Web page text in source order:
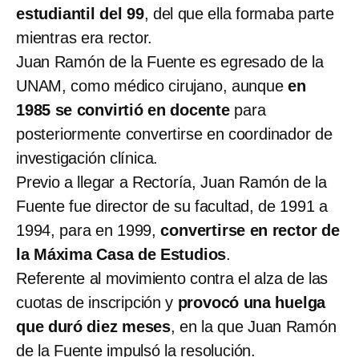
estudiantil del 99, del que ella formaba parte
mientras era rector.
Juan Ramón de la Fuente es egresado de la
UNAM, como médico cirujano, aunque en
1985 se convirtió en docente para
posteriormente convertirse en coordinador de
investigación clínica.
Previo a llegar a Rectoría, Juan Ramón de la
Fuente fue director de su facultad, de 1991 a
1994, para en 1999,convertirse en rector de
la Máxima Casa de Estudios.
Referente al movimiento contra el alza de las
cuotas de inscripción y provocó una huelga
que duró diez meses, en la que Juan Ramón
de la Fuente impulsó la resolución.